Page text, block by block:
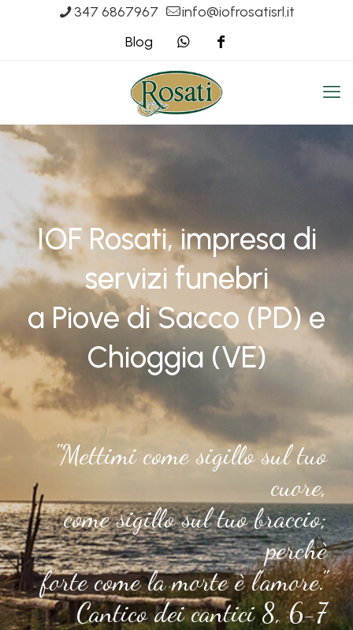
347 6867967
info@iofrosatisrl.it
Blog
IOF Rosati, impresa di
servizi funebri
a Piove di Sacco (PD) e
Chioggia (VE)
"Mettimi come sigillo sul tuo
cuore,
come sigillo sul tuo braccio;
perchè
forte come la morte è l'amore."
Cantico dei cantici 8, 6-7